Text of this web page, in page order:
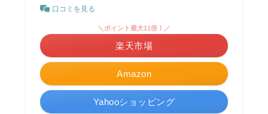
口コミを見る
Amazon
＼ポイント最大11倍！／
楽天市場
Yahooショッピング